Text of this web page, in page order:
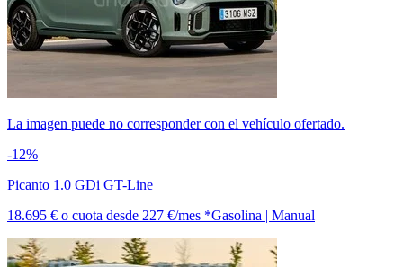
La imagen puede no corresponder con el vehículo ofertado.
-12%
Picanto 1.0 GDi GT-Line
18.695 € o cuota desde 227 €/mes *Gasolina | Manual